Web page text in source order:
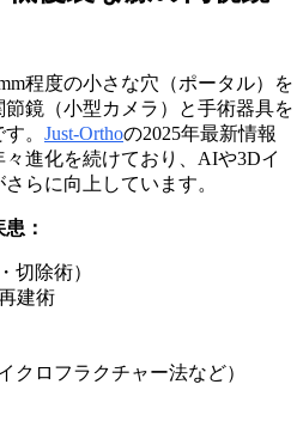
程度の小さな穴（ポータル）を
鏡（小型カメラ）と手術器具を
。 Just-Orthoの2025年最新情報
進化を続けており、AIや3Dイ
らに向上しています。
：
切除術）
建術
クロフラクチャー法など）